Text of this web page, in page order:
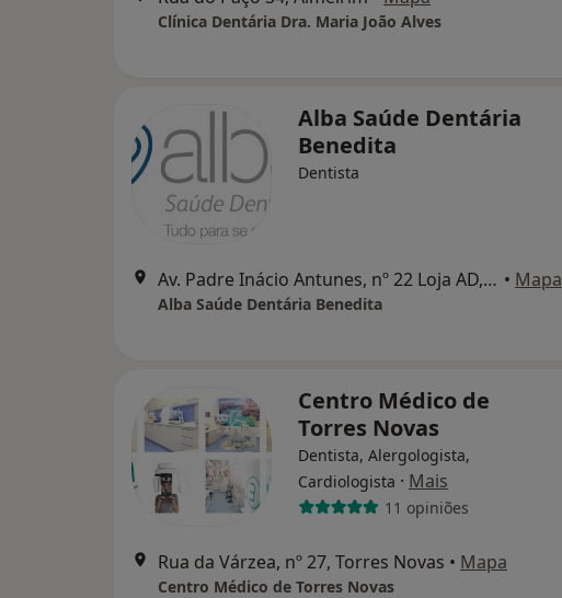
Clínica Dentária Dra. Maria João Alves
Alba Saúde Dentária
Benedita
Dentista
Av. Padre Inácio Antunes, nº 22 Loja AD, Benedita • Mapa
Alba Saúde Dentária Benedita
Centro Médico de
Torres Novas
Dentista, Alergologista,
Cardiologista · Mais
11 opiniões
Rua da Várzea, nº 27, Torres Novas • Mapa
Centro Médico de Torres Novas